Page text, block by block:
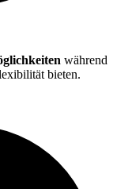
während
bieten.